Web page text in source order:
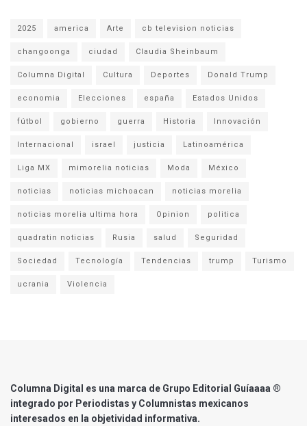
2025 america Arte cb television noticias
changoonga ciudad Claudia Sheinbaum
Columna Digital Cultura Deportes Donald Trump
economia Elecciones españa Estados Unidos
fútbol gobierno guerra Historia Innovación
Internacional israel justicia Latinoamérica
Liga MX mimorelia noticias Moda México
noticias noticias michoacan noticias morelia
noticias morelia ultima hora Opinion politica
quadratin noticias Rusia salud Seguridad
Sociedad Tecnología Tendencias trump Turismo
ucrania Violencia
Columna Digital es una marca de Grupo Editorial Guíaaaa ®
integrado por Periodistas y Columnistas mexicanos
interesados en la objetividad informativa.